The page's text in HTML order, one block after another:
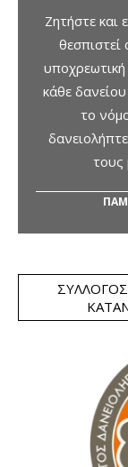
Ζητήστε και
κάθε
το
τους